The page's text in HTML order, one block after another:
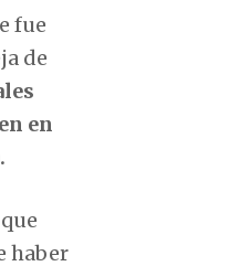
fue
de
en
haber